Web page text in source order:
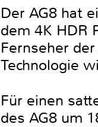
Der AG8 hat
dem 4K HDR
Fernseher
Technologie
Für einen
des AG8 um